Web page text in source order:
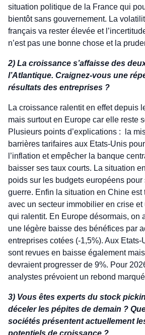
situation politique de la France qui
bientôt sans gouvernement. La
français va rester élevée et
n’est pas une bonne chose et la
2) La croissance s’affaisse des
l’Atlantique. Craignez-vous une
résultats des entreprises ?
La croissance ralentit en effet depuis
mais surtout en Europe car elle reste
Plusieurs points d’explications : la
barrières tarifaires aux Etats-Unis
l’inflation et empêcher la banque
baisser ses taux courts. La situation
poids sur les budgets européens pour
guerre. Enfin la situation en Chine
avec un secteur immobilier en crise
qui ralentit. En Europe désormais, on
une légère baisse des bénéfices par
entreprises cotées (-1,5%). Aux
sont revues en baisse également
devraient progresser de 9%. Pour
analystes prévoient un rebond
3) Vous êtes experts du stock
déceler les pépites de demain ?
sociétés présentent actuellement